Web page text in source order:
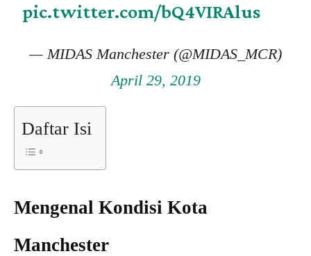
pic.twitter.com/bQ4VIRAlus
— MIDAS Manchester (@MIDAS_MCR)
April 29, 2019
Daftar Isi
Mengenal Kondisi Kota
Manchester